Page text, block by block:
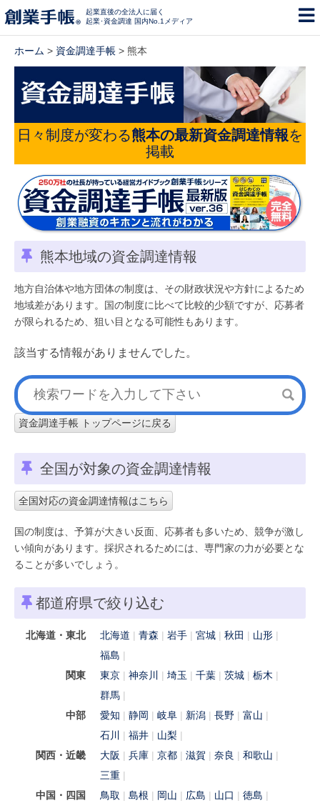
起業直後の全法人に届く
起業･資金調達 国内No.1メディア
ホーム > 資金調達手帳 > 熊本
日々制度が変わる熊本の最新資金調達情報を
掲載
熊本地域の資金調達情報
地方自治体や地方団体の制度は、その財政状況や方針によるため
地域差があります。国の制度に比べて比較的少額ですが、応募者
が限られるため、狙い目となる可能性もあります。
該当する情報がありませんでした。
資金調達手帳 トップページに戻る
全国が対象の資金調達情報
全国対応の資金調達情報はこちら
国の制度は、予算が大きい反面、応募者も多いため、競争が激し
い傾向があります。採択されるためには、専門家の力が必要とな
ることが多いでしょう。
都道府県で絞り込む
北海道・東北 北海道 青森 岩手 宮城 秋田
山形
福島
関東
東京 神奈川 埼玉 千葉 茨城
栃木
群馬
中部
愛知 静岡 岐阜 新潟 長野
富山
石川
福井
山梨
関西・近畿
大阪 兵庫 京都 滋賀 奈良
和歌山
三重
中国・四国
鳥取 島根 岡山 広島 山口
徳島